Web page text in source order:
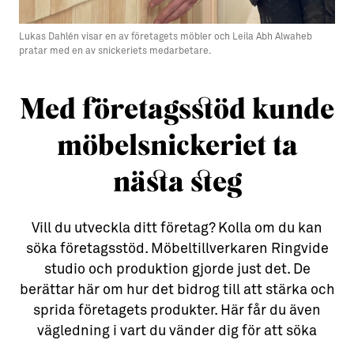
Aktiviteter
Hansestaden världsarv
Gotlands kulturarv
Almedalsveckan
Visby Centrum
→ Gutamål och gotländska
→ Köpa bostad
→ Bygga hus
Allt om livet på Ön
→ Föreningsliv
→ Idrottsliv
→ Tonårsliv
Lukas Dahlén visar en av företagets möbler och Leila Abh Alwaheb
pratar med en av snickeriets medarbetare.
Med företagsstöd kunde
möbelsnickeriet ta
nästa steg
Vill du utveckla ditt företag? Kolla om du kan
söka företagsstöd. Möbeltillverkaren Ringvide
studio och produktion gjorde just det. De
berättar här om hur det bidrog till att stärka och
sprida företagets produkter. Här får du även
vägledning i vart du vänder dig för att söka